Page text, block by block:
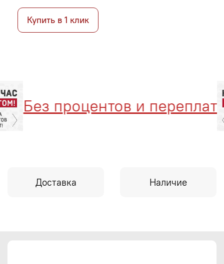
Купить в 1 клик
Без процентов и переплат
Доставка Наличие